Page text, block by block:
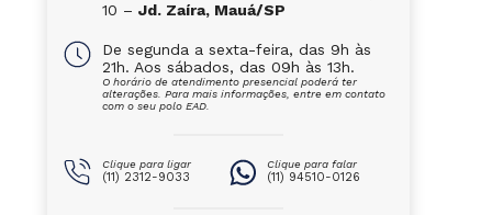
10 – Jd. Zaíra, Mauá/SP
De segunda a sexta-feira, das 9h às
21h. Aos sábados, das 09h às 13h.
O horário de atendimento presencial poderá ter
alterações. Para mais informações, entre em contato
com o seu polo EAD.
Clique para ligar
(11) 2312-9033
Clique para falar
(11) 94510-0126